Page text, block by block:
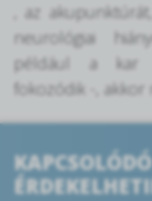
, az
neurológiai
például a kar
fokozódik -,